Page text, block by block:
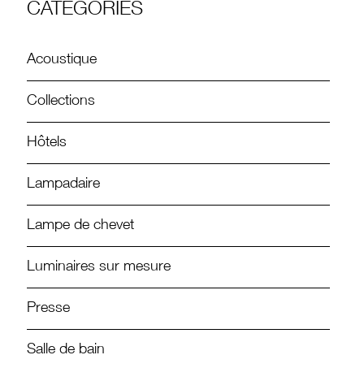
CATÉGORIES
Acoustique
Collections
Hôtels
Lampadaire
Lampe de chevet
Luminaires sur mesure
Presse
Salle de bain